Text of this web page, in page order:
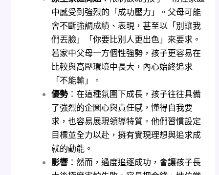
中感受到強烈的「成功壓力」。父母可能
會不斷強調成績、表現，甚至以「別讓我
們丟臉」「你要比別人更出色」來要求。
若家中父母一方個性強勢，孩子更容易在
比較與高壓環境中長大，內心始終追求
「不能輸」。
優勢：在這種氛圍下成長，孩子往往具備
了強烈的企圖心與責任感，懂得自我要
求，也容易展現領導特質。他們習慣設定
目標並全力以赴，擁有實現理想與追求成
就的動能。
影響：然而，過度追逐成功，會讓孩子長